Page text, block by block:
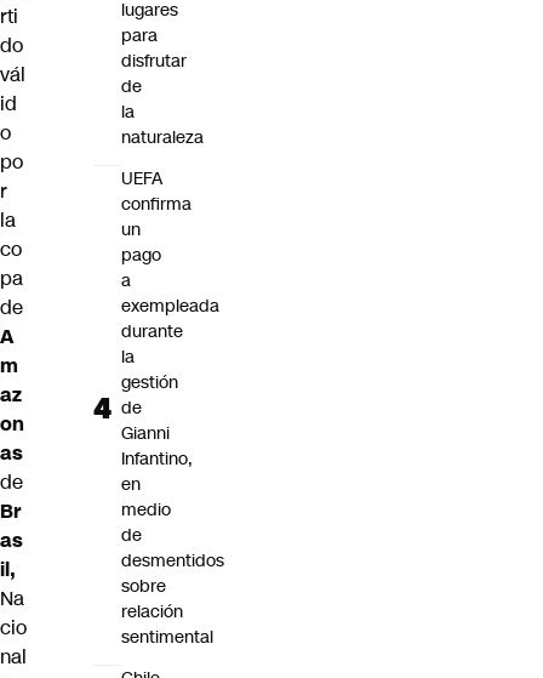
rti
do
vál
id
o
po
r
la
co
pa
de
A
m
az
on
as
de
Br
as
il,
Na
cio
nal
lugares
para
disfrutar
de
la
naturaleza
UEFA
confirma
un
pago
a
exempleada
durante
la
gestión
de
Gianni
Infantino,
en
medio
de
desmentidos
sobre
relación
sentimental